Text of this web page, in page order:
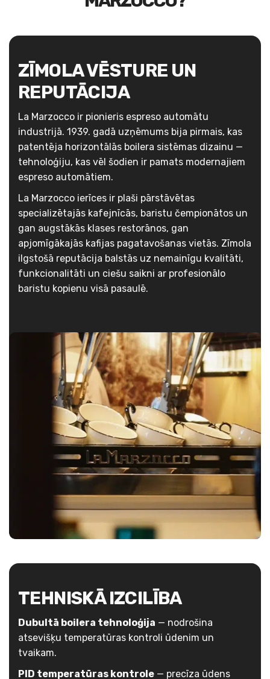
ZĪMOLA VĒSTURE UN
REPUTĀCIJA
La Marzocco ir pionieris espreso automātu
industrijā. 1939. gadā uzņēmums bija pirmais, kas
patentēja horizontālās boilera sistēmas dizainu —
tehnoloģiju, kas vēl šodien ir pamats modernajiem
espreso automātiem.
La Marzocco ierīces ir plaši pārstāvētas
specializētajās kafejnīcās, baristu čempionātos un
gan augstākās klases restorānos, gan
apjomīgākajās kafijas pagatavošanas vietās. Zīmola
ilgstošā reputācija balstās uz nemainīgu kvalitāti,
funkcionalitāti un ciešu saikni ar profesionālo
baristu kopienu visā pasaulē.
TEHNISKĀ IZCILĪBA
Dubultā boilera tehnoloģija — nodrošina
atsevišķu temperatūras kontroli ūdenim un
tvaikam.
PID temperatūras kontrole — precīza ūdens